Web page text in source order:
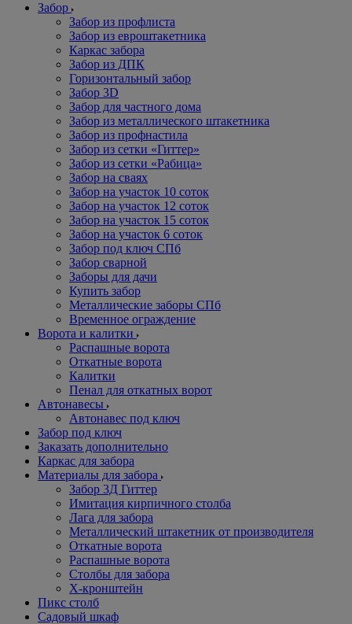
Забор
Забор из профлиста
Забор из евроштакетника
Каркас забора
Забор из ДПК
Горизонтальный забор
Забор 3D
Забор для частного дома
Забор из металлического штакетника
Забор из профнастила
Забор из сетки «Гиттер»
Забор из сетки «Рабица»
Забор на сваях
Забор на участок 10 соток
Забор на участок 12 соток
Забор на участок 15 соток
Забор на участок 6 соток
Забор под ключ СПб
Забор сварной
Заборы для дачи
Купить забор
Металлические заборы СПб
Временное ограждение
Ворота и калитки
Распашные ворота
Откатные ворота
Калитки
Пенал для откатных ворот
Автонавесы
Автонавес под ключ
Забор под ключ
Заказать дополнительно
Каркас для забора
Материалы для забора
Забор 3Д Гиттер
Имитация кирпичного столба
Лага для забора
Металлический штакетник от производителя
Откатные ворота
Распашные ворота
Столбы для забора
Х-кронштейн
Пикс столб
Садовый шкаф